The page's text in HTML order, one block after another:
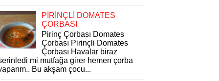
PİRİNÇLİ DOMATES
ÇORBASI
Pirinç Çorbası Domates
Çorbası Pirinçli Domates
Çorbası Havalar biraz
mi mutfağa girer hemen çorba
Bu akşam çocu...